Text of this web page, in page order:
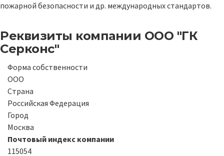
пожарной безопасности и др. международных стандартов.
Реквизиты компании ООО "ГК
Серконс"
Форма собственности
ООО
Страна
Российская Федерация
Город
Москва
Почтовый индекс компании
115054